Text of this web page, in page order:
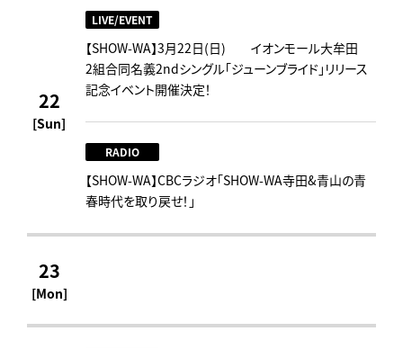
22
[Sun]
LIVE/EVENT
【SHOW-WA】3月22日(日) イオンモール大牟田
2組合同名義2ndシングル「ジューンブライド」リリース
記念イベント開催決定！
RADIO
【SHOW-WA】CBCラジオ｢SHOW-WA寺田&青山の青
春時代を取り戻せ！｣
23
[Mon]